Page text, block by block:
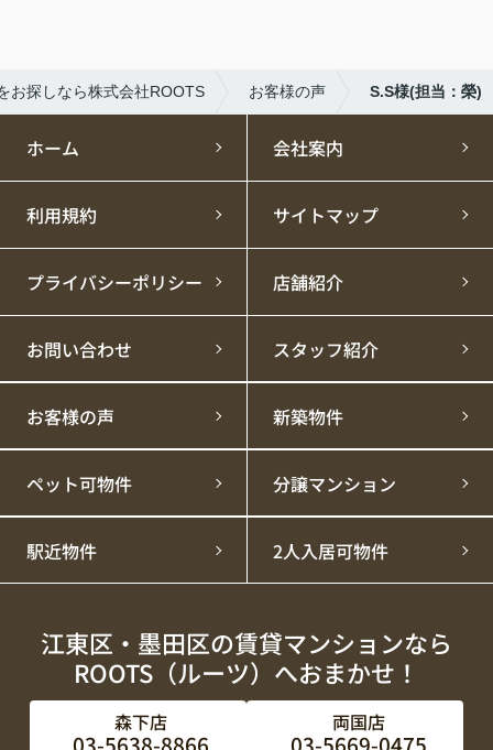
お探しなら株式会社ROOTS お客様の声 S.S様(担当：榮)
ホーム 会社案内
利用規約 サイトマップ
プライバシーポリシー 店舗紹介
お問い合わせ スタッフ紹介
お客様の声 新築物件
ペット可物件 分譲マンション
駅近物件 2人入居可物件
江東区・墨田区の賃貸マンションなら
ROOTS（ルーツ）へおまかせ！
森下店 両国店